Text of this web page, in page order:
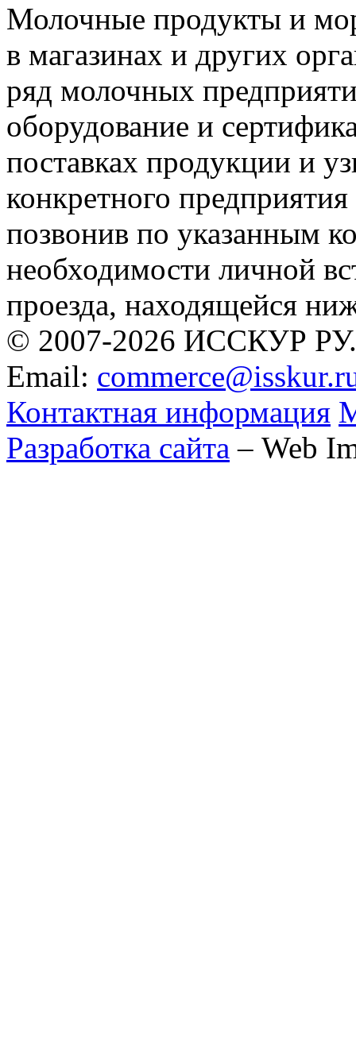
Молочные продукты и
в магазинах и других
ряд молочных
оборудование и
поставках продукции и
конкретного
позвонив по указанным
необходимости личной
проезда, находящейся
© 2007-2026 ИССКУР РУ.
Email:
Контактная информация
Разработка сайта – Web